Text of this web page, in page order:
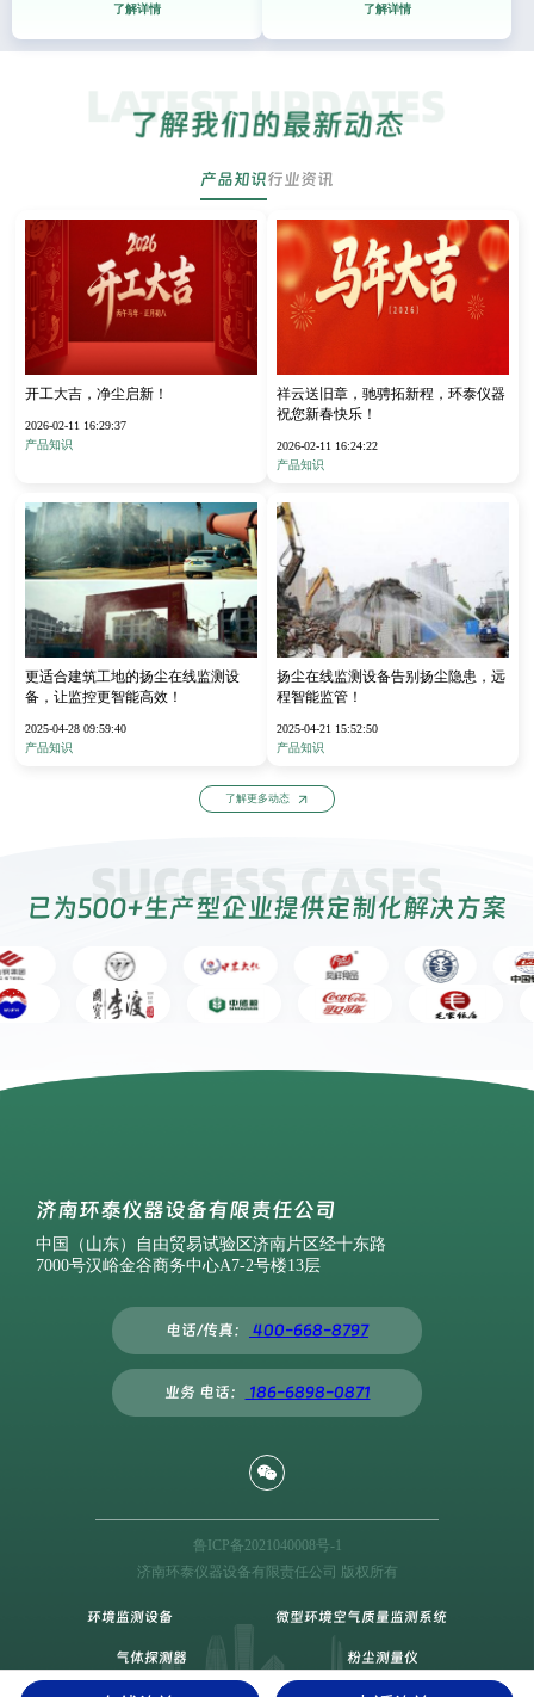
了解详情 了解详情
产品知识行业资讯
开工大吉，净尘启新！
2026-02-11 16:29:37
产品知识
祥云送旧章，驰骋拓新程，环泰仪器
祝您新春快乐！
2026-02-11 16:24:22
产品知识
更适合建筑工地的扬尘在线监测设
备，让监控更智能高效！
2025-04-28 09:59:40
产品知识
扬尘在线监测设备告别扬尘隐患，远
程智能监管！
2025-04-21 15:52:50
产品知识
了解更多动态
济南环泰仪器设备有限责任公司
中国（山东）自由贸易试验区济南片区经十东路
7000号汉峪金谷商务中心A7-2号楼13层
电话/传真： 400-668-8797
业务 电话： 186-6898-0871
鲁ICP备2021040008号-1
济南环泰仪器设备有限责任公司 版权所有
环境监测设备 微型环境空气质量监测系统
气体探测器 粉尘测量仪